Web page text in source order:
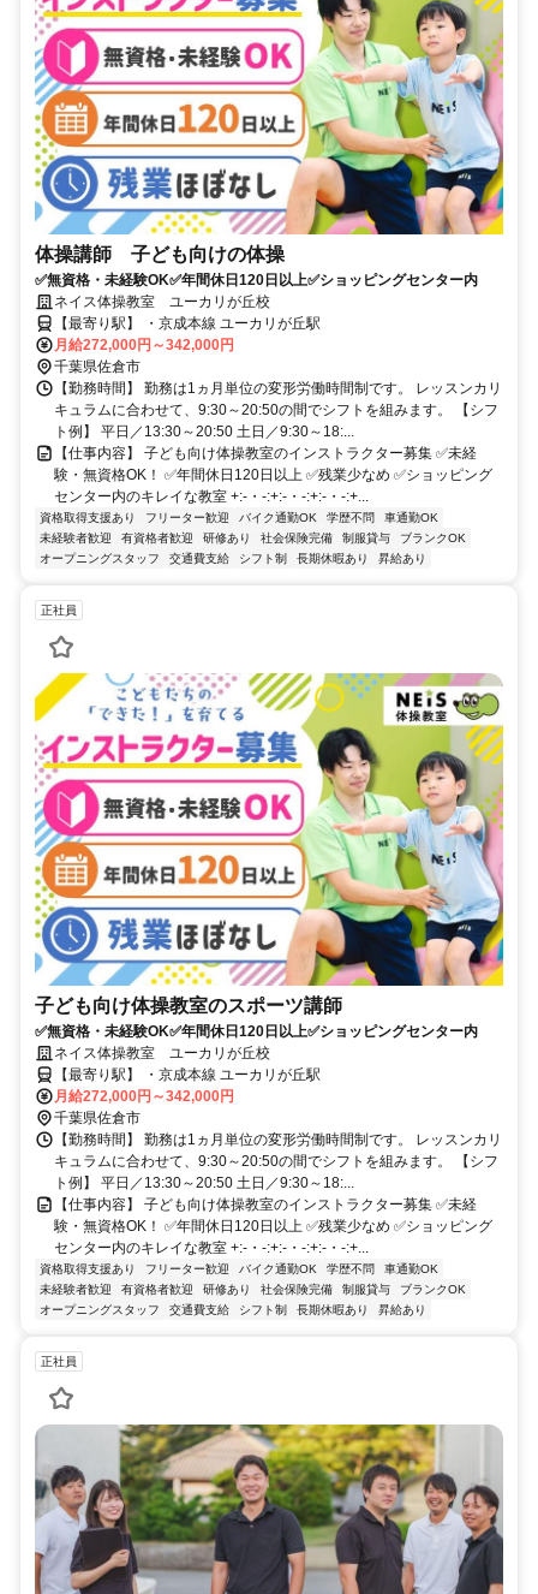
体操講師 子ども向けの体操
✅無資格・未経験OK✅年間休日120日以上✅ショッピングセンター内
ネイス体操教室 ユーカリが丘校
【最寄り駅】 ・京成本線 ユーカリが丘駅
月給272,000円～342,000円
千葉県佐倉市
【勤務時間】 勤務は1ヵ月単位の変形労働時間制です。 レッスンカリ
キュラムに合わせて、9:30～20:50の間でシフトを組みます。 【シフ
ト例】 平日／13:30～20:50 土日／9:30～18:...
【仕事内容】 子ども向け体操教室のインストラクター募集 ✅未経
験・無資格OK！ ✅年間休日120日以上 ✅残業少なめ ✅ショッピング
センター内のキレイな教室 +:-・-:+:-・-:+:-・-:+...
資格取得支援あり フリーター歓迎 バイク通勤OK 学歴不問
車通勤OK
未経験者歓迎
有資格者歓迎 研修あり 社会保険完備 制服貸与
ブランクOK
オープニングスタッフ
交通費支給 シフト制 長期休暇あり 昇給あり
正社員
子ども向け体操教室のスポーツ講師
✅無資格・未経験OK✅年間休日120日以上✅ショッピングセンター内
ネイス体操教室 ユーカリが丘校
【最寄り駅】 ・京成本線 ユーカリが丘駅
月給272,000円～342,000円
千葉県佐倉市
【勤務時間】 勤務は1ヵ月単位の変形労働時間制です。 レッスンカリ
キュラムに合わせて、9:30～20:50の間でシフトを組みます。 【シフ
ト例】 平日／13:30～20:50 土日／9:30～18:...
【仕事内容】 子ども向け体操教室のインストラクター募集 ✅未経
験・無資格OK！ ✅年間休日120日以上 ✅残業少なめ ✅ショッピング
センター内のキレイな教室 +:-・-:+:-・-:+:-・-:+...
資格取得支援あり フリーター歓迎 バイク通勤OK 学歴不問
車通勤OK
未経験者歓迎
有資格者歓迎 研修あり 社会保険完備 制服貸与
ブランクOK
オープニングスタッフ
交通費支給 シフト制 長期休暇あり 昇給あり
正社員